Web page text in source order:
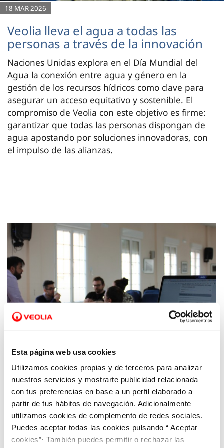
Esta página web usa cookies
Utilizamos cookies propias y de terceros para analizar
nuestros servicios y mostrarte publicidad relacionada
con tus preferencias en base a un perfil elaborado a
partir de tus hábitos de navegación. Adicionalmente
utilizamos cookies de complemento de redes sociales.
Puedes aceptar todas las cookies pulsando “ Aceptar
cookies”· También puedes permitir o rechazar las
18 MAR 2026
Veolia lleva el agua a todas las
personas a través de la innovación
Naciones Unidas explora en el Día Mundial del
Agua la conexión entre agua y género en la
gestión de los recursos hídricos como clave para
asegurar un acceso equitativo y sostenible. El
compromiso de Veolia con este objetivo es firme:
garantizar que todas las personas dispongan de
agua apostando por soluciones innovadoras, con
el impulso de las alianzas.
20 DIC 2021
Hidrogea participa en el Programa
Eurodisea para facilitar prácticas laborales
formativas